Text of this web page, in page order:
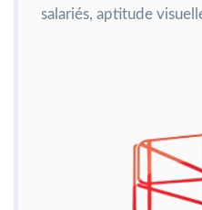
salariés, aptitude